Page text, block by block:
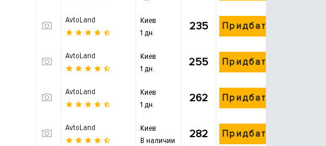
AvtoLand
Киев
1 дн.
235 Придбати
AvtoLand
Киев
1 дн.
255 Придбати
AvtoLand
Киев
1 дн.
262 Придбати
AvtoLand
Киев
В наличии
282 Придбати